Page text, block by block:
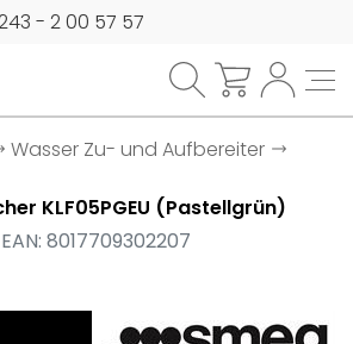
- 2 00 57 57
Wasser Zu- und Aufbereiter
KLF05PGEU (Pastellgrün)
EAN: 8017709302207